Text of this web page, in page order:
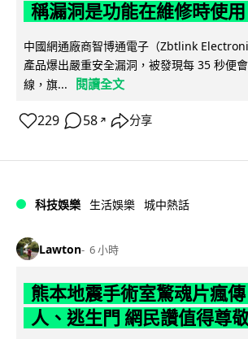
稱漏洞是功能在維修時使用
中國網通廠商智博通電子（Zbtlink
產品爆出嚴重安全漏洞，被發現每 35 秒便
線，旗...
閱讀全文
229 58 ↗ 分享
科技娛樂 生活娛樂 城中熱話
Lawton 6 小時
熊本地震手術室驚魂片瘋
人、逃生門 網民讚值得尊